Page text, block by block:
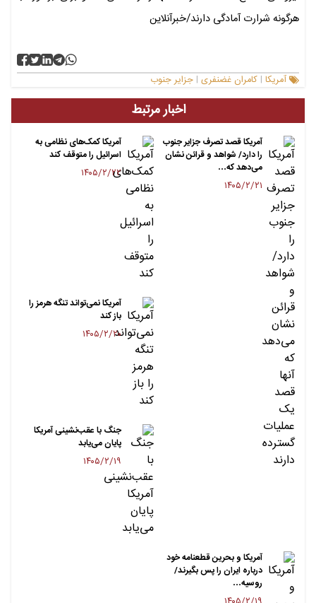
هرگونه شرارت آمادگی دارند/خبرآنلاین
آمریکا | کامران غضنفری | جزایر جنوب
اخبار مرتبط
آمریکا قصد تصرف جزایر جنوب
را دارد/ شواهد و قرائن نشان
می‌دهد که…
۱۴۰۵/۲/۲۱
آمریکا کمک‌های نظامی به
اسرائیل را متوقف کند
۱۴۰۵/۲/۲۲
آمریکا نمی‌تواند تنگه هرمز را
باز کند
۱۴۰۵/۲/۲۰
جنگ با عقب‌نشینی آمریکا
پایان می‌یابد
۱۴۰۵/۲/۱۹
آمریکا و بحرین قطعنامه خود
درباره ایران را پس بگیرند/
روسیه…